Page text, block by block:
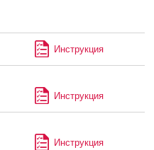
Инструкция
Инструкция
Инструкция